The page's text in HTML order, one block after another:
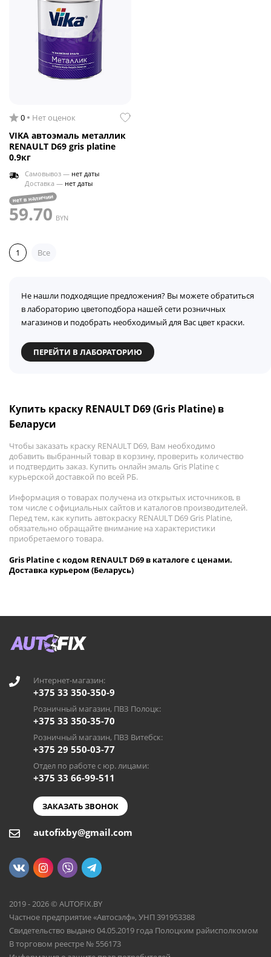
0 Нет оценок
VIKA автоэмаль металлик
RENAULT D69 gris platine
0.9кг
Самовывоз — нет даты
Доставка — нет даты
нет в наличии
59.70 BYN
1 Все
Не нашли подходящие предложения? Вы можете обратиться
в лабораторию цветоподбора нашей сети розничных
магазинов и подобрать необходимый для Вас цвет краски.
ПЕРЕЙТИ В ЛАБОРАТОРИЮ
Купить краску RENAULT D69 (Gris Platine) в
Беларуси
Чтобы заказать краску RENAULT D69, Вам необходимо
добавить выбранный товар в корзину, проверить количество
и подтвердить заказ. Купить онлайн эмаль Gris Platine с
курьерской доставкой по всей РБ.
Информация о товарах получена из открытых источников, в
том числе с официальных сайтов и каталогов производителей.
Перед тем, как купить автокраску RENAULT D69 Gris Platine,
обязательно обращайте внимание на характеристики
приобретаемого товара.
Gris Platine с кодом RENAULT D69 в каталоге с ценами.
Доставка курьером (Беларусь)
Интернет-магазин:
+375 33 350-350-9
Розничный магазин, ПВЗ Полоцк:
+375 33 350-35-70
Розничный магазин, ПВЗ Витебск:
+375 29 550-03-77
Отдел по работе с юр. лицами:
+375 33 66-99-511
ЗАКАЗАТЬ ЗВОНОК
autofixby@gmail.com
2019 - 2026 © AUTOFIX.BY
Частное предприятие «Автосэлф», УНП 391953388
Свидетельство выдано 04.05.2019 года Полоцким райисполкомом
В торговом реестре № 556173